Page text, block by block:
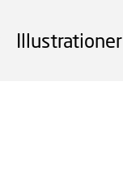
Illustrationer